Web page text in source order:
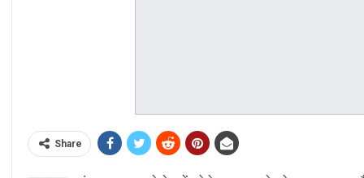
Share